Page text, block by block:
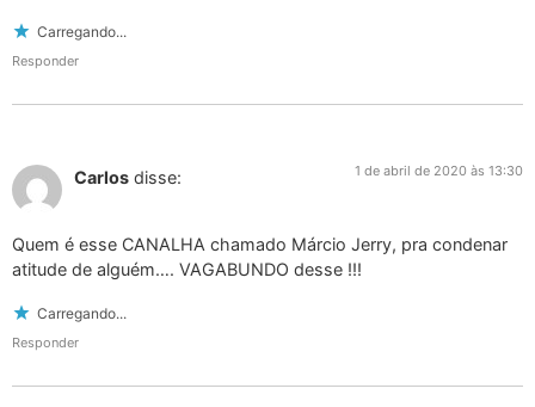
Carregando...
Responder
Carlos disse: 1 de abril de 2020 às 13:30
Quem é esse CANALHA chamado Márcio Jerry, pra condenar
atitude de alguém…. VAGABUNDO desse !!!
Carregando...
Responder